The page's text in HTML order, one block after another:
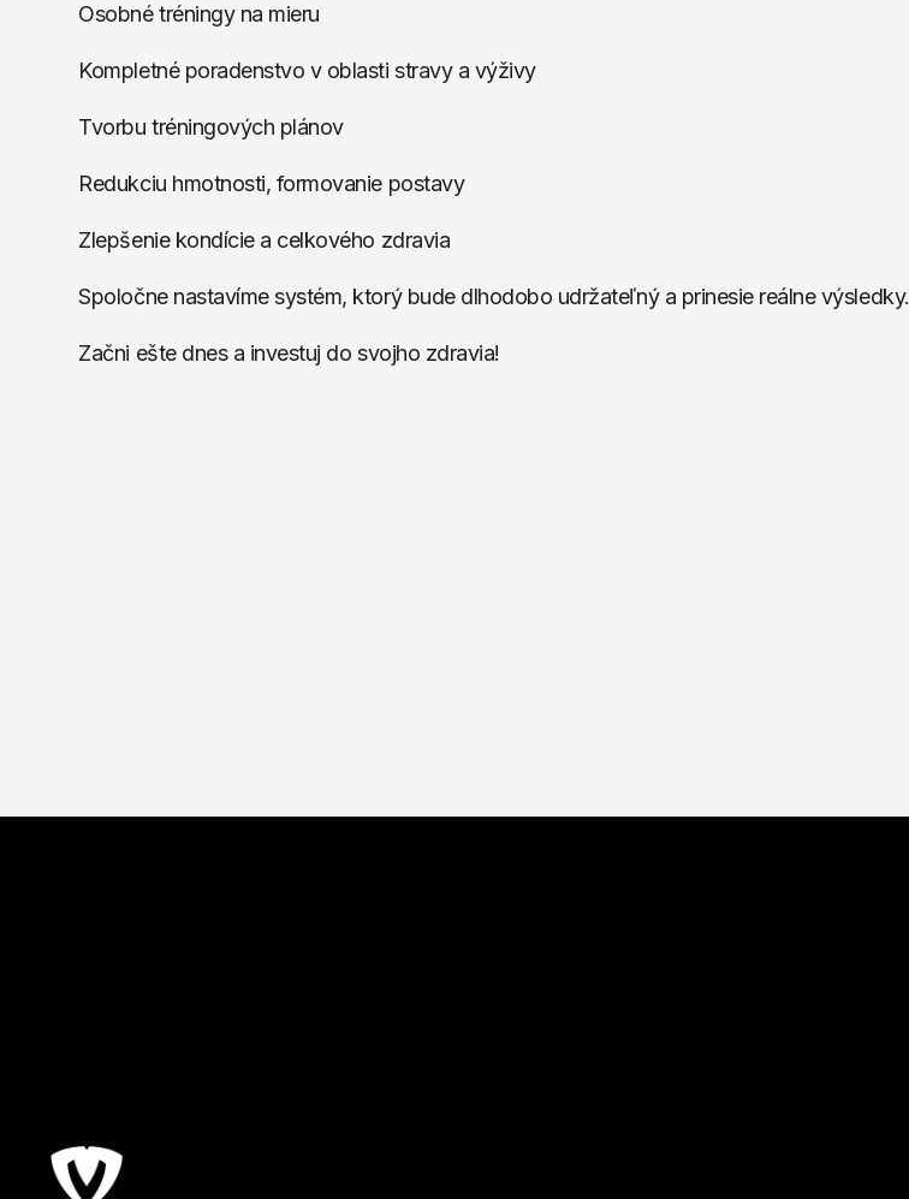
Osobné tréningy na mieru
Kompletné poradenstvo v oblasti stravy a výživy
Tvorbu tréningových plánov
Redukciu hmotnosti, formovanie postavy
Zlepšenie kondície a celkového zdravia
Spoločne nastavíme systém, ktorý bude dlhodobo udržateľný a prinesie reálne výsledky.
Začni ešte dnes a investuj do svojho zdravia!